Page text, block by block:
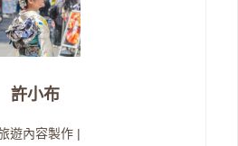
許小布
遊內容製作 |